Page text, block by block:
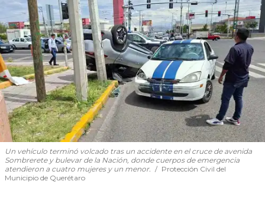
Un vehículo terminó volcado tras un accidente en el cruce de avenida
Sombrerete y bulevar de la Nación, donde cuerpos de emergencia
atendieron a cuatro mujeres y un menor.
Protección Civil del
Municipio de Querétaro